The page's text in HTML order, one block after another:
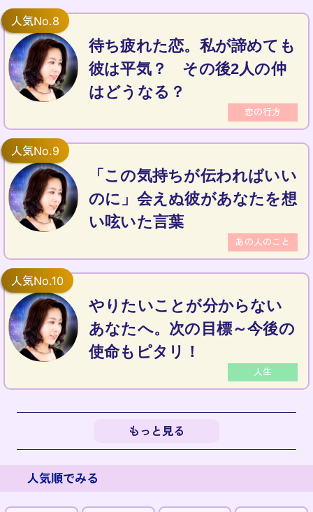
恋の行方
待ち疲れた恋。私が諦めても
彼は平気？ その後2人の仲
はどうなる？
あの人のこと
「この気持ちが伝わればいい
のに」会えぬ彼があなたを想
い呟いた言葉
人生
やりたいことが分からない
あなたへ。次の目標～今後の
使命もピタリ！
もっと見る
人気順でみる